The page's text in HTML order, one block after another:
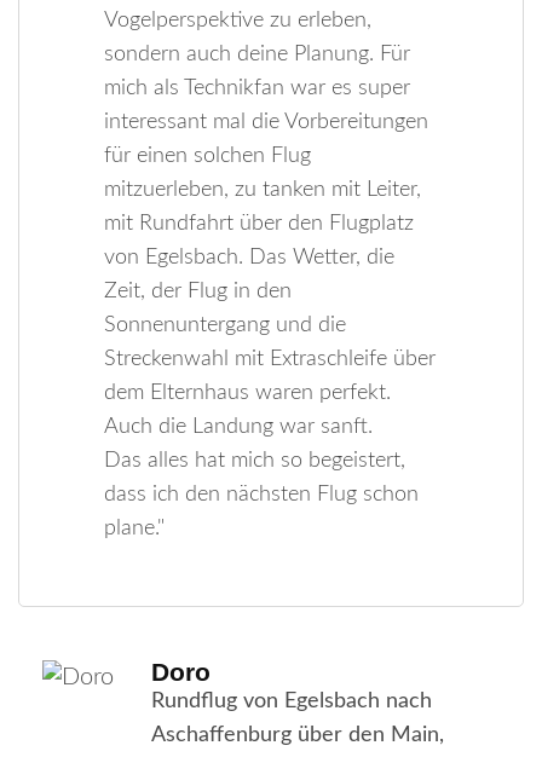
Doro
Rundflug von Egelsbach nach
Aschaffenburg über den Main,
Vogelperspektive zu erleben,
sondern auch deine Planung. Für
mich als Technikfan war es super
interessant mal die Vorbereitungen
für einen solchen Flug
mitzuerleben, zu tanken mit Leiter,
mit Rundfahrt über den Flugplatz
von Egelsbach. Das Wetter, die
Zeit, der Flug in den
Sonnenuntergang und die
Streckenwahl mit Extraschleife über
dem Elternhaus waren perfekt.
Auch die Landung war sanft.
Das alles hat mich so begeistert,
dass ich den nächsten Flug schon
plane."